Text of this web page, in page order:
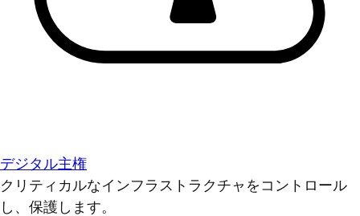
デジタル主権
クリティカルなインフラストラクチャをコントロール
し、保護します。